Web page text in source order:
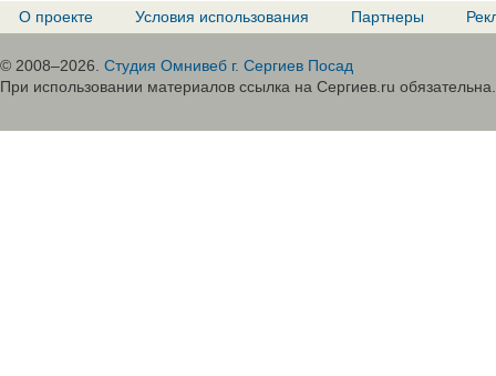
О проекте Условия использования Партнеры
© 2008–2026. Студия Омнивеб г. Сергиев Посад
При использовании материалов ссылка на Сергиев.ru обязательна.